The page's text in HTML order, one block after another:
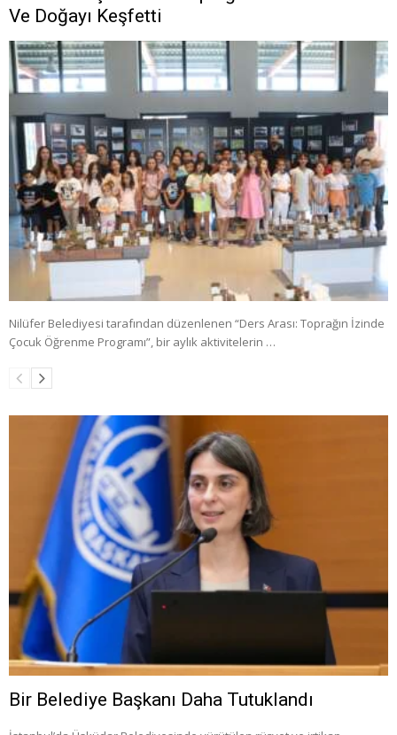
Ve Doğayı Keşfetti
Nilüfer Belediyesi tarafından düzenlenen “Ders Arası: Toprağın İzinde
Çocuk Öğrenme Programı”, bir aylık aktivitelerin …
Bir Belediye Başkanı Daha Tutuklandı